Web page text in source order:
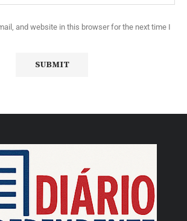
and website in this browser for the next time I